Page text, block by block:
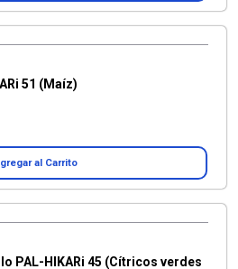
51 (Maíz)
al Carrito
PAL-HIKARi 45 (Cítricos verdes